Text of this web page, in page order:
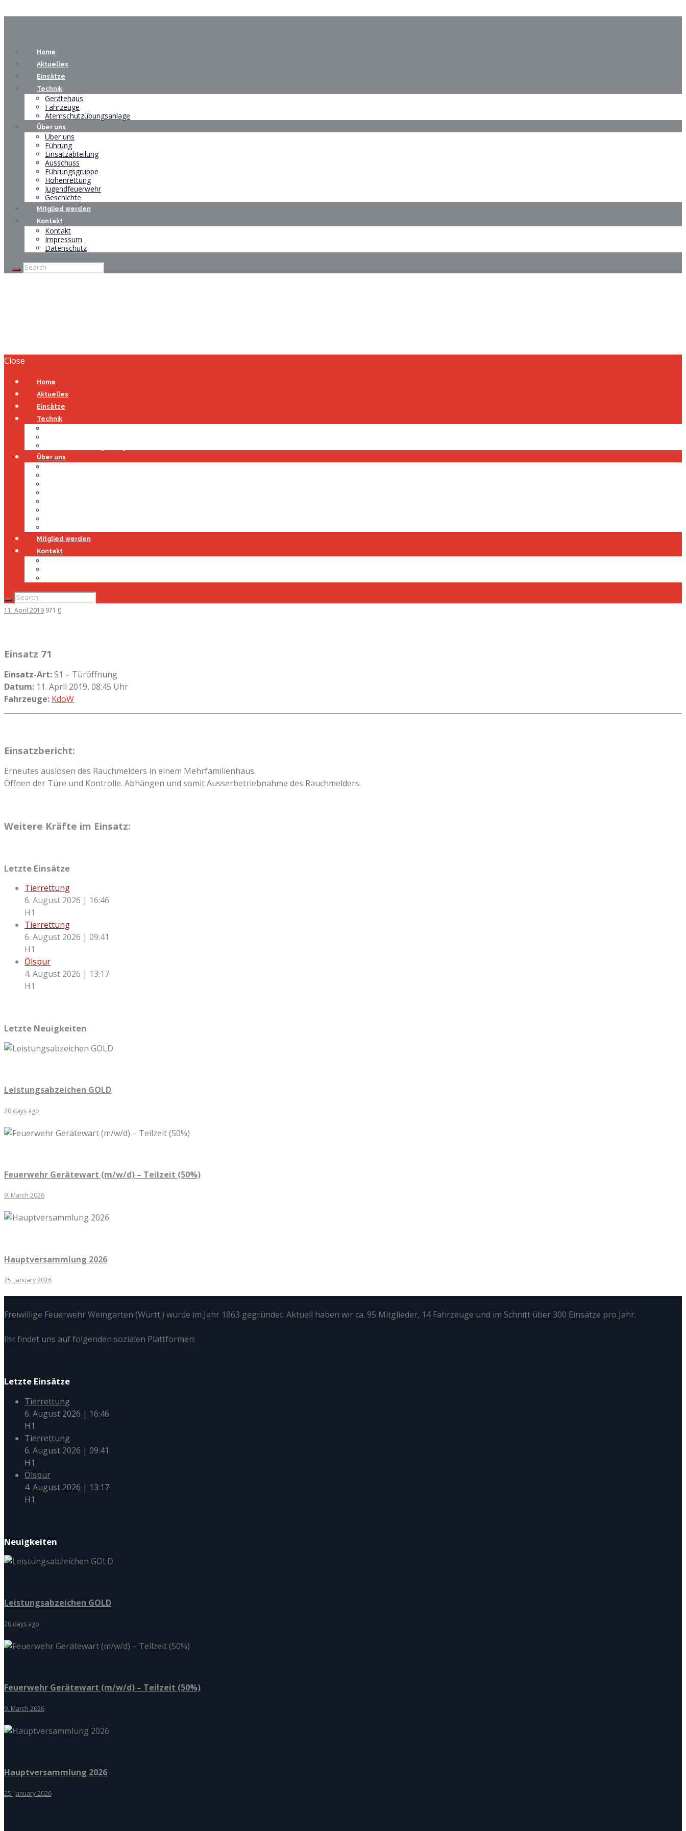
Home
Aktuelles
Einsätze
Technik
Gerätehaus
Fahrzeuge
Atemschutzübungsanlage
Über uns
Über uns
Führung
Einsatzabteilung
Ausschuss
Führungsgruppe
Höhenrettung
Jugendfeuerwehr
Geschichte
Mitglied werden
Kontakt
Kontakt
Impressum
Datenschutz
Close
Home
Aktuelles
Einsätze
Technik
Über uns
Mitglied werden
Kontakt
11. April 2019 971 0
Einsatz 71
Einsatz-Art:S1 – Türöffnung
Datum: 11. April 2019, 08:45 Uhr
Fahrzeuge: KdoW
Einsatzbericht:
Erneutes auslösen des Rauchmelders in einem Mehrfamilienhaus.
Öffnen der Türe und Kontrolle. Abhängen und somit Ausserbetriebnahme des Rauchmelders.
Weitere Kräfte im Einsatz:
Letzte Einsätze
Tierrettung
6. August 2026 | 16:46
H1
Tierrettung
6. August 2026 | 09:41
H1
Ölspur
4. August 2026 | 13:17
H1
Letzte Neuigkeiten
Leistungsabzeichen GOLD
20 days ago
Feuerwehr Gerätewart (m/w/d) – Teilzeit (50%)
9. March 2026
Hauptversammlung 2026
25. January 2026
Freiwillige Feuerwehr Weingarten (Württ.) wurde im Jahr 1863 gegründet. Aktuell haben wir ca. 95 Mitglieder, 14 Fahrzeuge und im Schnitt über 300 Einsätze pro Jahr.
Ihr findet uns auf folgenden sozialen Plattformen:
Letzte Einsätze
Tierrettung
6. August 2026 | 16:46
H1
Tierrettung
6. August 2026 | 09:41
H1
Ölspur
4. August 2026 | 13:17
H1
Neuigkeiten
Leistungsabzeichen GOLD
20 days ago
Feuerwehr Gerätewart (m/w/d) – Teilzeit (50%)
9. March 2026
Hauptversammlung 2026
25. January 2026